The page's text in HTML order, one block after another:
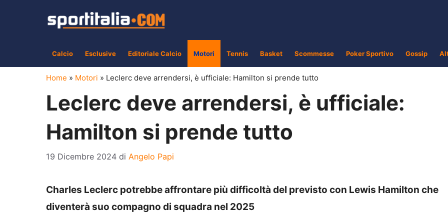
Calcio Esclusive Editoriale Calcio Motori Tennis Basket Scommesse Poker Sportivo Gossip
Home » Motori » Leclerc deve arrendersi, è ufficiale: Hamilton si prende tutto
Leclerc deve arrendersi, è ufficiale:
Hamilton si prende tutto
19 Dicembre 2024 di Angelo Papi
Charles Leclerc potrebbe affrontare più difficoltà del previsto con Lewis Hamilton che
diventerà suo compagno di squadra nel 2025